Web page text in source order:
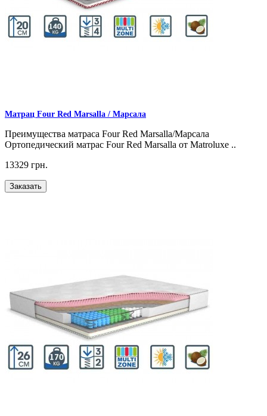
Матрац Four Red Marsalla / Марсала
Преимущества матраса Four Red Marsalla/Марсала
Ортопедический матрас Four Red Marsalla от Matroluxe ..
13329 грн.
Заказать